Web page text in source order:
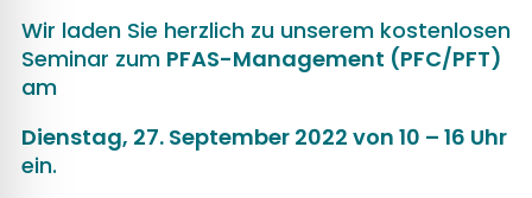
Wir laden Sie herzlich zu unserem kostenlosen
Seminar zum PFAS-Management (PFC/PFT)
am
Dienstag, 27. September 2022 von 10 – 16 Uhr
ein.